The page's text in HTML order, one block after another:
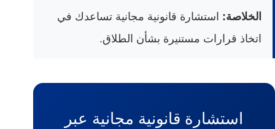
الخلاصة: استشارة قانونية مجانية تساعدك في
اتخاذ قرارات مستنيرة بشأن الطلاق.
استشارة قانونية مجانية عبر